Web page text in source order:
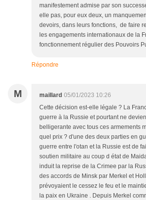
manifestement admise par son
elle pas, pour eux deux, un
devoirs, dans leurs fonctions, de faire
les engagements internationaux de la
fonctionnement régulier des Pouvoirs
Répondre
M maillard 05/01/2023 10:26
Cette décision est-elle légale ? La
guerre à la Russie et pourtant ne
belligerante avec tous ces armements
quel prix ? d'une des deux parties en
guerre entre l'otan et la Russie est de
soutien militaire au coup d état de
induit la reprise de la Crimee par la
des accords de Minsk par Merkel et
prévoyaient le cessez le feu et le
la paix en Ukraine . Depuis Merkel